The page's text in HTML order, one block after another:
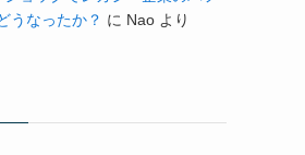
うなったか？ に Nao より